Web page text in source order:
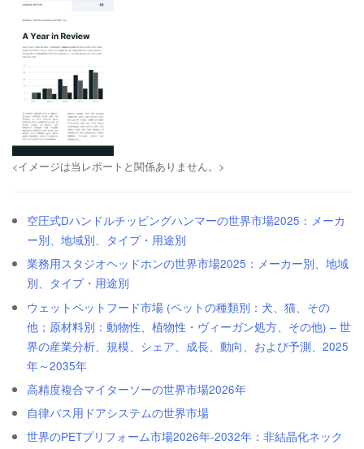
<イメージは当レポートと関係ありません。>
空圧式Dハンドルチッピングハンマーの世界市場2025：メーカ
ー別、地域別、タイプ・用途別
業務用スタジオヘッドホンの世界市場2025：メーカー別、地域
別、タイプ・用途別
ウェットペットフード市場 (ペットの種類別：犬、猫、その
他；原材料別：動物性、植物性・ヴィーガン処方、その他) – 世
界の産業分析、規模、シェア、成長、動向、および予測、2025
年～2035年
高精度複合マイターソーの世界市場2026年
自律バス用ドアシステムの世界市場
世界のPETプリフォーム市場2026年-2032年：非結晶化ネック